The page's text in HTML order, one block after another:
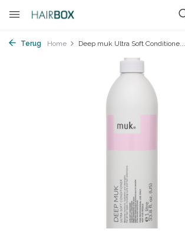
Terug Home Deep muk Ultra Soft Conditione...